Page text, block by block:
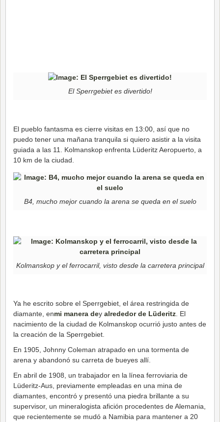
El Sperrgebiet es divertido!
El pueblo fantasma es cierre visitas en 13:00, así que no
puedo tener una mañana tranquila si quiero asistir a la visita
guiada a las 11. Kolmanskop enfrenta Lüderitz Aeropuerto, a
10 km de la ciudad.
B4, mucho mejor cuando la arena se queda en el suelo
Kolmanskop y el ferrocarril, visto desde la carretera principal
Ya he escrito sobre el Sperrgebiet, el área restringida de
diamante, enmi manera dey alrededor de Lüderitz . El
nacimiento de la ciudad de Kolmanskop ocurrió justo antes de
la creación de la Sperrgebiet.
En 1905, Johnny Coleman atrapado en una tormenta de
arena y abandonó su carreta de bueyes allí.
En abril de 1908, un trabajador en la línea ferroviaria de
Lüderitz-Aus, previamente empleadas en una mina de
diamantes, encontró y presentó una piedra brillante a su
supervisor, un mineralogista afición procedentes de Alemania,
que recientemente se mudó a Namibia para mantener a 20